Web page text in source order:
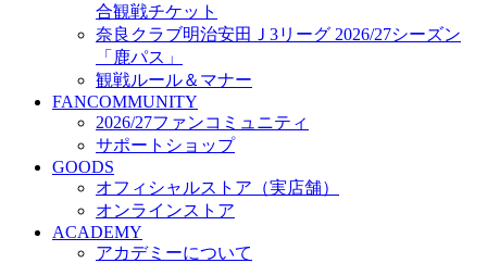
練習拠点（ナラディーア）
SCHOOL
2026/27 パートナー企業
パートナー募集
クラブ理念
クラブ情報
サステナビリティ
Web制作支援
応援プロジェクト
合観戦チケット
奈良クラブ明治安田Ｊ3リーグ 2026/27シーズン
「鹿パス」
観戦ルール＆マナー
FANCOMMUNITY
2026/27ファンコミュニティ
サポートショップ
GOODS
オフィシャルストア（実店舗）
オンラインストア
ACADEMY
アカデミーについて